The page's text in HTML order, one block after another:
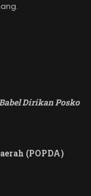
Dirikan Posko
(POPDA)